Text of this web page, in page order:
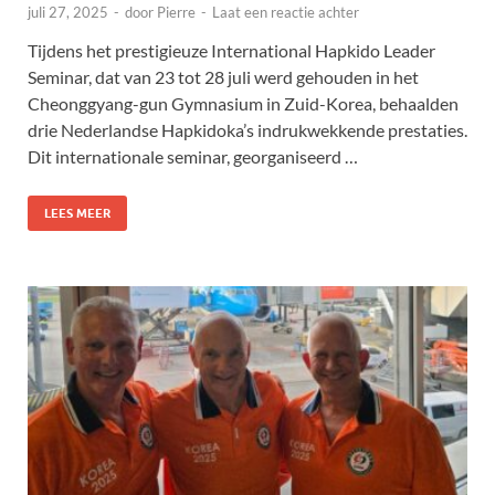
juli 27, 2025 - door Pierre - Laat een reactie achter
Tijdens het prestigieuze International Hapkido Leader
Seminar, dat van 23 tot 28 juli werd gehouden in het
Cheonggyang-gun Gymnasium in Zuid-Korea, behaalden
drie Nederlandse Hapkidoka’s indrukwekkende prestaties.
Dit internationale seminar, georganiseerd …
LEES MEER